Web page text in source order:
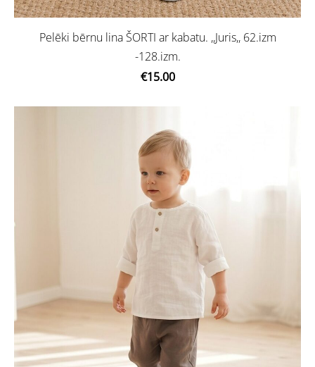
Pelēki bērnu lina ŠORTI ar kabatu. ,,Juris,, 62.izm
-128.izm.
€15.00